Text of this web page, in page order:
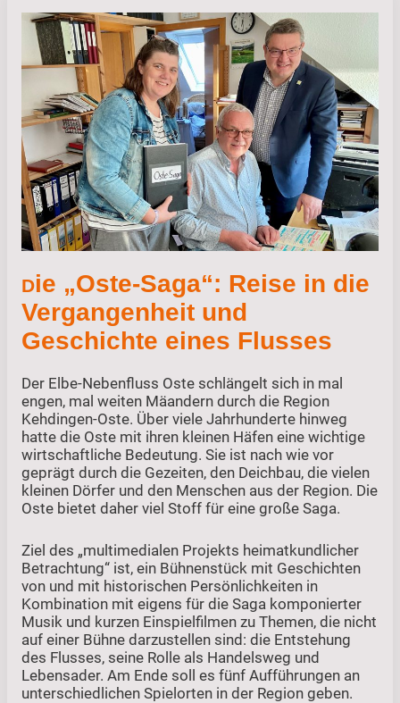
Die „Oste-Saga“: Reise in die
Vergangenheit und
Geschichte eines Flusses
Der Elbe-Nebenfluss Oste schlängelt sich in mal
engen, mal weiten Mäandern durch die Region
Kehdingen-Oste. Über viele Jahrhunderte hinweg
hatte die Oste mit ihren kleinen Häfen eine wichtige
wirtschaftliche Bedeutung. Sie ist nach wie vor
geprägt durch die Gezeiten, den Deichbau, die vielen
kleinen Dörfer und den Menschen aus der Region. Die
Oste bietet daher viel Stoff für eine große Saga.
Ziel des „multimedialen Projekts heimatkundlicher
Betrachtung“ ist, ein Bühnenstück mit Geschichten
von und mit historischen Persönlichkeiten in
Kombination mit eigens für die Saga komponierter
Musik und kurzen Einspielfilmen zu Themen, die nicht
auf einer Bühne darzustellen sind: die Entstehung
des Flusses, seine Rolle als Handelsweg und
Lebensader. Am Ende soll es fünf Aufführungen an
unterschiedlichen Spielorten in der Region geben.